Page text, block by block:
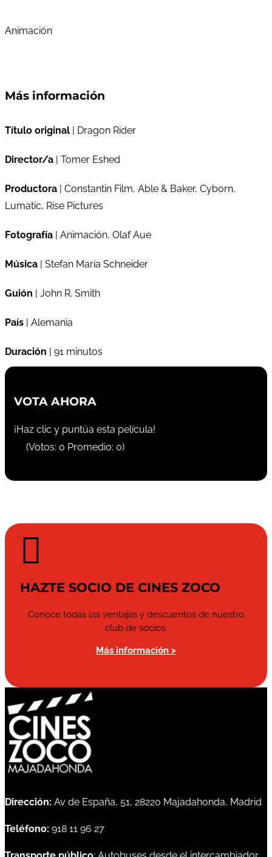
Animación
Más información
Título original | Dragon Rider
Director/a | Tomer Eshed
Productora | Constantin Film, Able & Baker, Cyborn,
Lumatic, Rise Pictures
Fotografía | Animación, Olaf Aue
Música | Stefan Maria Schneider
Guión | John R. Smith
País | Alemania
Duración | 91 minutos
VOTA AHORA
¡Haz clic y puntúa esta película!
(Votos: 0 Promedio: 0)

HAZTE SOCIO DE CINES ZOCO
Conoce todas las ventajas y descuentos de nuestro
club de socios.
Más información >
Dirección: Av de España, 51, 28220 Majadahonda, Madrid
Teléfono: 918 11 96 27